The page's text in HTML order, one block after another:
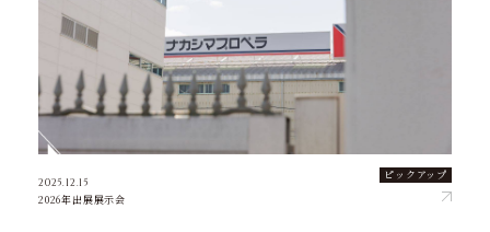
2025.12.15
ピックアップ
2026年出展展示会